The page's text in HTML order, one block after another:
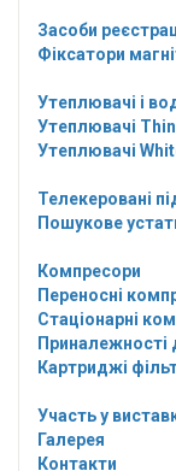
Засоби
Фіксатори
Утеплювачі і
Утеплювачі
Утеплювачі
Телекеровані
Пошукове
Компресори
Переносні
Стаціонарні
Приналежності
Картриджі
Участь у
Галерея
Контакти